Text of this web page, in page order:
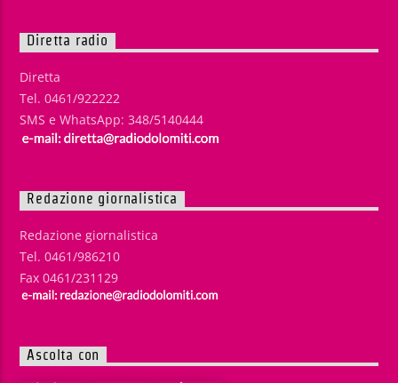
Diretta radio
Diretta
Tel. 0461/922222
SMS e WhatsApp: 348/5140444
Redazione giornalistica
Redazione giornalistica
Tel. 0461/986210
Fax 0461/231129
Ascolta con